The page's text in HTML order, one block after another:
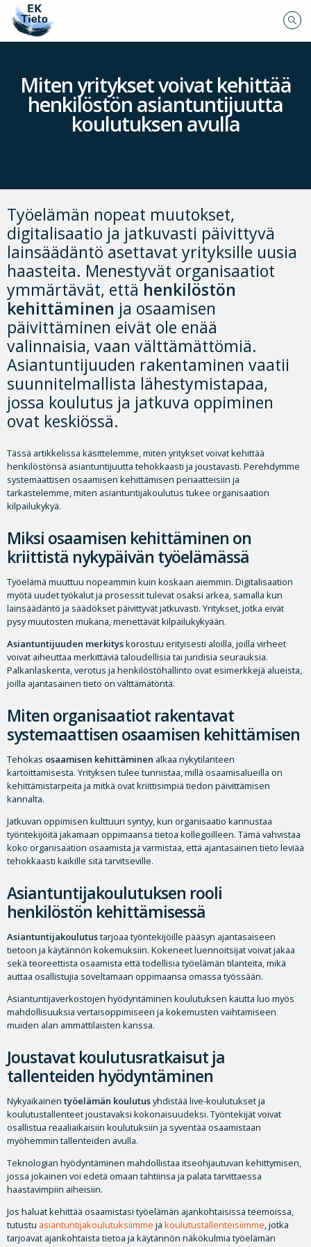
Miten yritykset voivat kehittää
henkilöstön asiantuntijuutta
koulutuksen avulla
Työelämän nopeat muutokset,
digitalisaatio ja jatkuvasti päivittyvä
lainsäädäntö asettavat yrityksille uusia
haasteita. Menestyvät organisaatiot
ymmärtävät, että henkilöstön
kehittäminen ja osaamisen
päivittäminen eivät ole enää
valinnaisia, vaan välttämättömiä.
Asiantuntijuuden rakentaminen vaatii
suunnitelmallista lähestymistapaa,
jossa koulutus ja jatkuva oppiminen
ovat keskiössä.
Tässä artikkelissa käsittelemme, miten yritykset voivat kehittää
henkilöstönsä asiantuntijuutta tehokkaasti ja joustavasti. Perehdymme
systemaattisen osaamisen kehittämisen periaatteisiin ja
tarkastelemme, miten asiantuntijakoulutus tukee organisaation
kilpailukykyä.
Miksi osaamisen kehittäminen on
kriittistä nykypäivän työelämässä
Työelämä muuttuu nopeammin kuin koskaan aiemmin. Digitalisaation
myötä uudet työkalut ja prosessit tulevat osaksi arkea, samalla kun
lainsäädäntö ja säädökset päivittyvät jatkuvasti. Yritykset, jotka eivät
pysy muutosten mukana, menettävät kilpailukykyään.
Asiantuntijuuden merkityskorostuu erityisesti aloilla, joilla virheet
voivat aiheuttaa merkittäviä taloudellisia tai juridisia seurauksia.
Palkanlaskenta, verotus ja henkilöstöhallinto ovat esimerkkejä alueista,
joilla ajantasainen tieto on välttämätöntä.
Miten organisaatiot rakentavat
systemaattisen osaamisen kehittämisen
Tehokas osaamisen kehittäminen alkaa nykytilanteen
kartoittamisesta. Yrityksen tulee tunnistaa, millä osaamisalueilla on
kehittämistarpeita ja mitkä ovat kriittisimpiä tiedon päivittämisen
kannalta.
Jatkuvan oppimisen kulttuuri syntyy, kun organisaatio kannustaa
työntekijöitä jakamaan oppimaansa tietoa kollegoilleen. Tämä vahvistaa
koko organisaation osaamista ja varmistaa, että ajantasainen tieto leviää
tehokkaasti kaikille sitä tarvitseville.
Asiantuntijakoulutuksen rooli
henkilöstön kehittämisessä
Asiantuntijakoulutustarjoaa työntekijöille pääsyn ajantasaiseen
tietoon ja käytännön kokemuksiin. Kokeneet luennoitsijat voivat jakaa
sekä teoreettista osaamista että todellisia työelämän tilanteita, mikä
auttaa osallistujia soveltamaan oppimaansa omassa työssään.
Asiantuntijaverkostojen hyödyntäminen koulutuksen kautta luo myös
mahdollisuuksia vertaisoppimiseen ja kokemusten vaihtamiseen
muiden alan ammattilaisten kanssa.
Joustavat koulutusratkaisut ja
tallenteiden hyödyntäminen
Nykyaikainen työelämän koulutusyhdistää live-koulutukset ja
koulutustallenteet joustavaksi kokonaisuudeksi. Työntekijät voivat
osallistua reaaliaikaisiin koulutuksiin ja syventää osaamistaan
myöhemmin tallenteiden avulla.
Teknologian hyödyntäminen mahdollistaa itseohjautuvan kehittymisen,
jossa jokainen voi edetä omaan tahtiinsa ja palata tarvittaessa
haastavimpiin aiheisiin.
Jos haluat kehittää osaamistasi työelämän ajankohtaisissa teemoissa,
tutustu asiantuntijakoulutuksiimme ja koulutustallenteisiimme, jotka
tarjoavat ajankohtaista tietoa ja käytännön näkökulmia työelämän